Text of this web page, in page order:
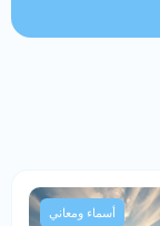
أسماء ومعاني